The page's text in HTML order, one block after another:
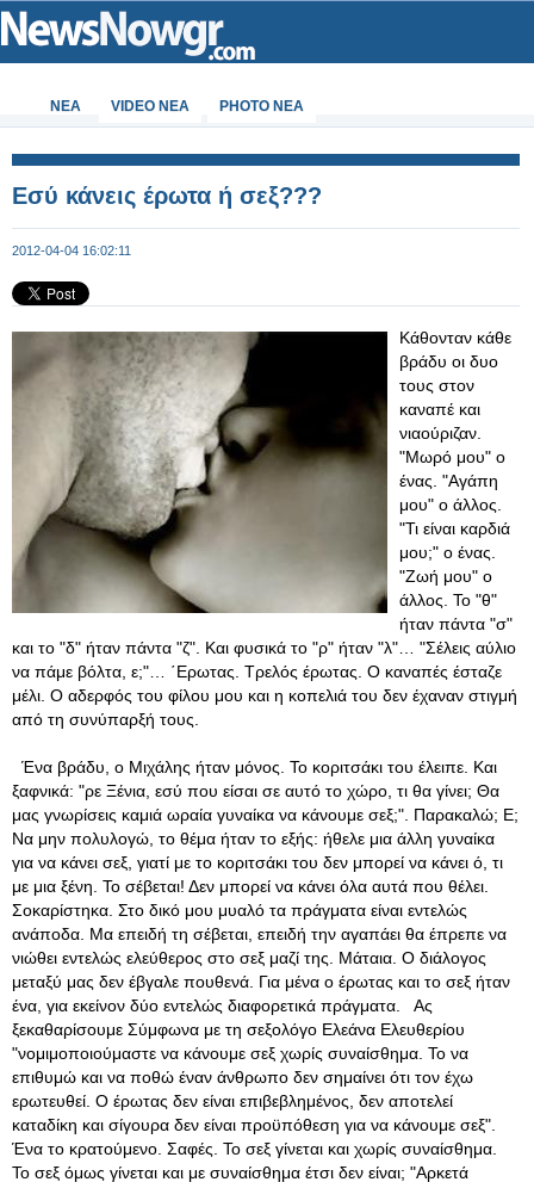
ΝΕΑ VIDEO NEA PHOTO NEA
Εσύ κάνεις έρωτα ή σεξ???
2012-04-04 16:02:11
Κάθονταν κάθε
βράδυ οι δυο
τους στον
καναπέ και
νιαούριζαν.
"Μωρό μου" ο
ένας. "Αγάπη
μου" ο άλλος.
"Τι είναι καρδιά
μου;" ο ένας.
"Ζωή μου" ο
άλλος. Το "θ"
ήταν πάντα "σ"
και το "δ" ήταν πάντα "ζ". Και φυσικά το "ρ" ήταν "λ"… "Σέλεις αύλιο
να πάμε βόλτα, ε;"… ΄Ερωτας. Τρελός έρωτας. Ο καναπές έσταζε
μέλι. Ο αδερφός του φίλου μου και η κοπελιά του δεν έχαναν στιγμή
από τη συνύπαρξή τους.
Ένα βράδυ, ο Μιχάλης ήταν μόνος. Το κοριτσάκι του έλειπε. Και
ξαφνικά: "ρε Ξένια, εσύ που είσαι σε αυτό το χώρο, τι θα γίνει; Θα
μας γνωρίσεις καμιά ωραία γυναίκα να κάνουμε σεξ;". Παρακαλώ; Ε;
Να μην πολυλογώ, το θέμα ήταν το εξής: ήθελε μια άλλη γυναίκα
για να κάνει σεξ, γιατί με το κοριτσάκι του δεν μπορεί να κάνει ό, τι
με μια ξένη. Το σέβεται! Δεν μπορεί να κάνει όλα αυτά που θέλει.
Σοκαρίστηκα. Στο δικό μου μυαλό τα πράγματα είναι εντελώς
ανάποδα. Μα επειδή τη σέβεται, επειδή την αγαπάει θα έπρεπε να
νιώθει εντελώς ελεύθερος στο σεξ μαζί της. Μάταια. Ο διάλογος
μεταξύ μας δεν έβγαλε πουθενά. Για μένα ο έρωτας και το σεξ ήταν
ένα, για εκείνον δύο εντελώς διαφορετικά πράγματα. Ας
ξεκαθαρίσουμε Σύμφωνα με τη σεξολόγο Ελεάνα Ελευθερίου
"νομιμοποιούμαστε να κάνουμε σεξ χωρίς συναίσθημα. Το να
επιθυμώ και να ποθώ έναν άνθρωπο δεν σημαίνει ότι τον έχω
ερωτευθεί. Ο έρωτας δεν είναι επιβεβλημένος, δεν αποτελεί
καταδίκη και σίγουρα δεν είναι προϋπόθεση για να κάνουμε σεξ".
Ένα το κρατούμενο. Σαφές. Το σεξ γίνεται και χωρίς συναίσθημα.
Το σεξ όμως γίνεται και με συναίσθημα έτσι δεν είναι; "Αρκετά